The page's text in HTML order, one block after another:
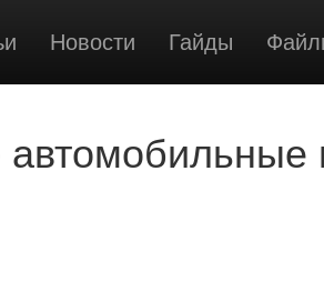
Новости Гайды